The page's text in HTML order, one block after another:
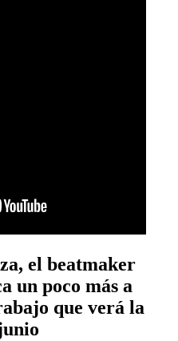
el beatmaker
un poco más a
que verá la